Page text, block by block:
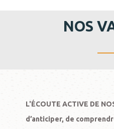
NOS
L'ÉCOUTE ACTIVE DE
d’anticiper, de